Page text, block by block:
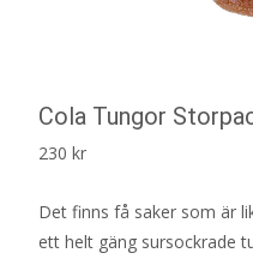
Cola Tungor
230 kr
Det finns få saker som är
ett helt gäng sursockrade